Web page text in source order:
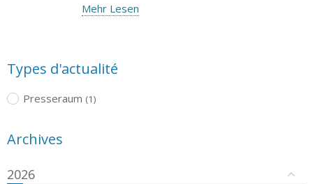
Mehr Lesen
Types d'actualité
Presseraum (1)
Archives
2026